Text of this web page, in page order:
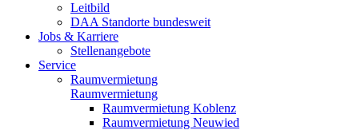
Leitbild
DAA Standorte bundesweit
Jobs & Karriere
Stellenangebote
Service
Raumvermietung
Raumvermietung
Raumvermietung Koblenz
Raumvermietung Neuwied